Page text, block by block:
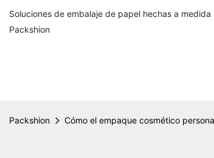
Soluciones de embalaje de papel hechas a
Packshion
Packshion Cómo el empaque cosmético